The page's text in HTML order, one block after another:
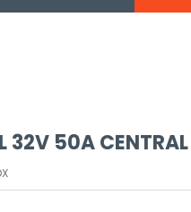
32V 50A